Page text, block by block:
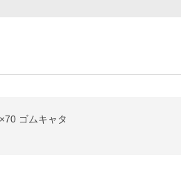
ゴムキャタ